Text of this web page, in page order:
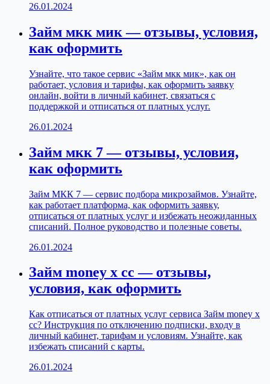
26.01.2024
Займ мкк мик — отзывы, условия,
как оформить
Узнайте, что такое сервис «Займ мкк мик», как он
работает, условия и тарифы, как оформить заявку
онлайн, войти в личный кабинет, связаться с
поддержкой и отписаться от платных услуг.
26.01.2024
Займ мкк 7 — отзывы, условия,
как оформить
Займ МКК 7 — сервис подбора микрозаймов. Узнайте,
как работает платформа, как оформить заявку,
отписаться от платных услуг и избежать неожиданных
списаний. Полное руководство и полезные советы.
26.01.2024
Займ money x сс — отзывы,
условия, как оформить
Как отписаться от платных услуг сервиса Займ money x
сс? Инструкция по отключению подписки, входу в
личный кабинет, тарифам и условиям. Узнайте, как
избежать списаний с карты.
26.01.2024